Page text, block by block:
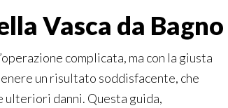
Vasca da Bagno​
complicata, ma con la giusta
un risultato soddisfacente, che
danni. Questa guida,